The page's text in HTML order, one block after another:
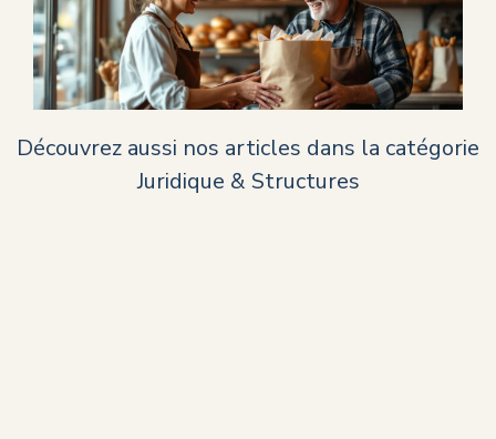
Découvrez aussi nos articles dans la catégorie
Juridique & Structures